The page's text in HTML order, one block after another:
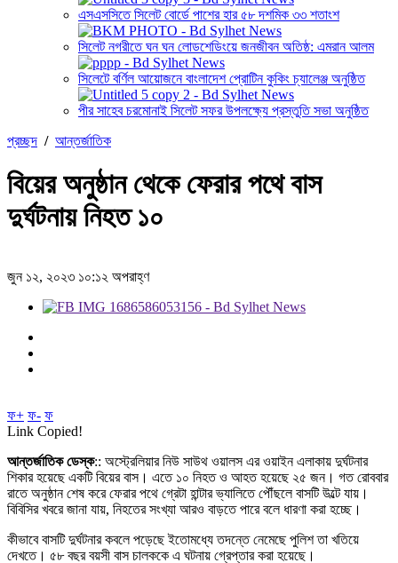
এসএসসিতে সিলেট বোর্ডে পাশের হার ৫৮ দশমিক ৩৩ শতাংশ
সিলেট নগরীতে ঘন ঘন লোডশেডিংয়ে জনজীবন অতিষ্ঠ: এমরান আলম
সিলেটে বর্ণিল আয়োজনে বাংলাদেশ প্রোটিন কুকিং চ্যালেঞ্জ অনুষ্ঠিত
পীর সাহেব চরমোনাই সিলেট সফর উপলক্ষ্যে প্রস্তুতি সভা অনুষ্ঠিত
প্রচ্ছদ / আন্তর্জাতিক
বিয়ের অনুষ্ঠান থেকে ফেরার পথে বাস
দুর্ঘটনায় নিহত ১০
জুন ১২, ২০২৩ ১০:১২ অপরাহ্ণ
ফ+ ফ- ফ
Link Copied!
আন্তর্জাতিক ডেস্ক:: অস্ট্রেলিয়ার নিউ সাউথ ওয়ালস এর ওয়াইন এলাকায় দুর্ঘটনার
শিকার হয়েছে একটি বিয়ের বাস। এতে ১০ নিহত ও আহত হয়েছে ২৫ জন। গত রোববার
রাতে অনুষ্ঠান শেষ করে ফেরার পথে গ্রেটা হান্টার ভ্যালিতে পৌঁছলে বাসটি উল্টে যায়।
বিবিসির খবরে জানা যায়, নিহতের সংখ্যা আরও বাড়তে পারে বলে ধারণা করা হচ্ছে।
কীভাবে বাসটি দুর্ঘটনার কবলে পড়েছে ইতোমধ্যে তদন্তে নেমেছে পুলিশ তা খতিয়ে
দেখতে। ৫৮ বছর বয়সী বাস চালককে এ ঘটনায় গ্রেপ্তার করা হয়েছে।